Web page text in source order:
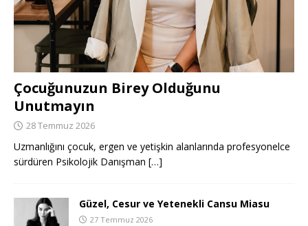
Çocuğunuzun Birey Olduğunu
Unutmayın
28 Temmuz 2026
Uzmanlığını çocuk, ergen ve yetişkin alanlarında profesyonelce
sürdüren Psikolojik Danışman […]
Güzel, Cesur ve Yetenekli Cansu Miasu
27 Temmuz 2026